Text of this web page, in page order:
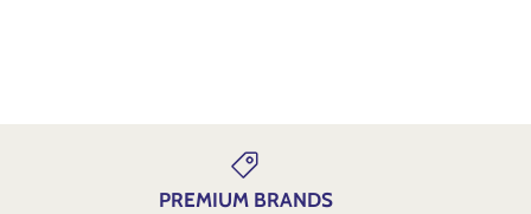
PREMIUM BRANDS